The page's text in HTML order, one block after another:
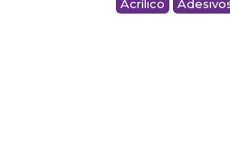
Acrílico
QUADRO DE